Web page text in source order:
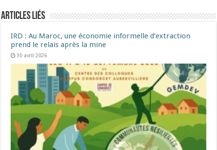
Articles liés
IRD : Au Maroc, une économie informelle d’extraction
prend le relais après la mine
30 avril 2026